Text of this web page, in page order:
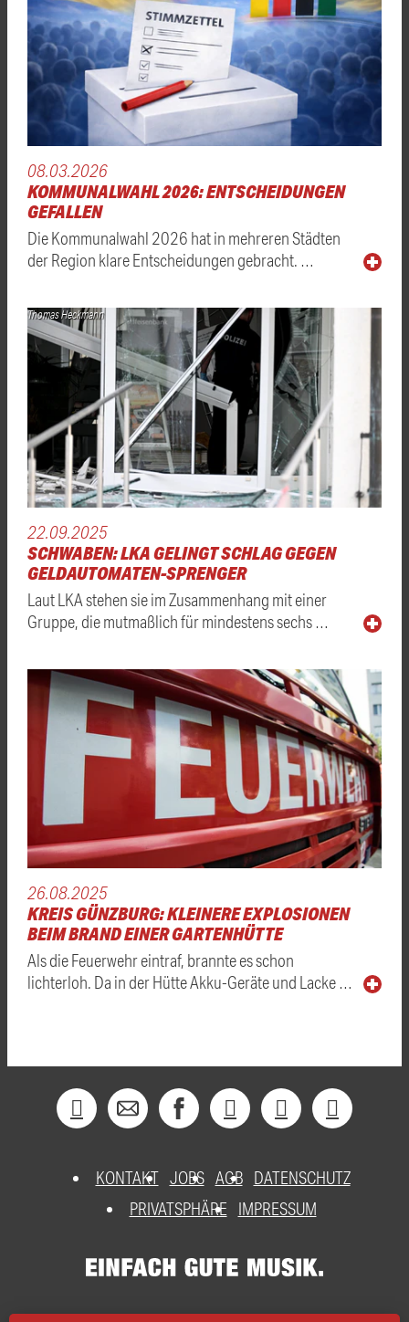
08.03.2026
KOMMUNALWAHL 2026: ENTSCHEIDUNGEN
GEFALLEN
Die Kommunalwahl 2026 hat in mehreren Städten
der Region klare Entscheidungen gebracht. …
Thomas Heckmann
22.09.2025
SCHWABEN: LKA GELINGT SCHLAG GEGEN
GELDAUTOMATEN-SPRENGER
Laut LKA stehen sie im Zusammenhang mit einer
Gruppe, die mutmaßlich für mindestens sechs …
26.08.2025
KREIS GÜNZBURG: KLEINERE EXPLOSIONEN
BEIM BRAND EINER GARTENHÜTTE
Als die Feuerwehr eintraf, brannte es schon
lichterloh. Da in der Hütte Akku-Geräte und Lacke …
KONTAKT JOBS AGB DATENSCHUTZ
PRIVATSPHÄRE
IMPRESSUM